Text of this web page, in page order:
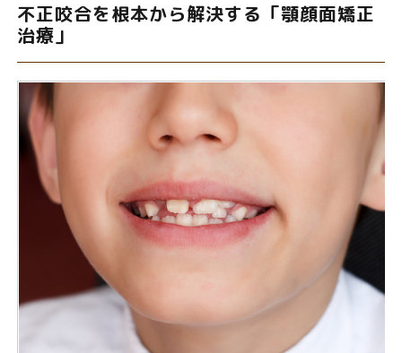
不正咬合を根本から解決する「顎顔面矯正
治療」